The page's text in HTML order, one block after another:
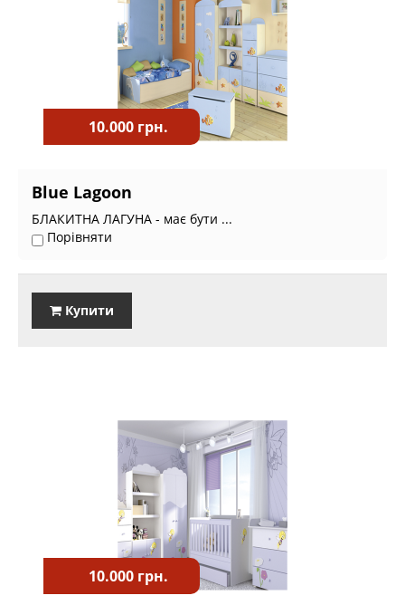
10.000 грн.
Blue Lagoon
БЛАКИТНА ЛАГУНА - має бути ...
Порівняти
Купити
10.000 грн.